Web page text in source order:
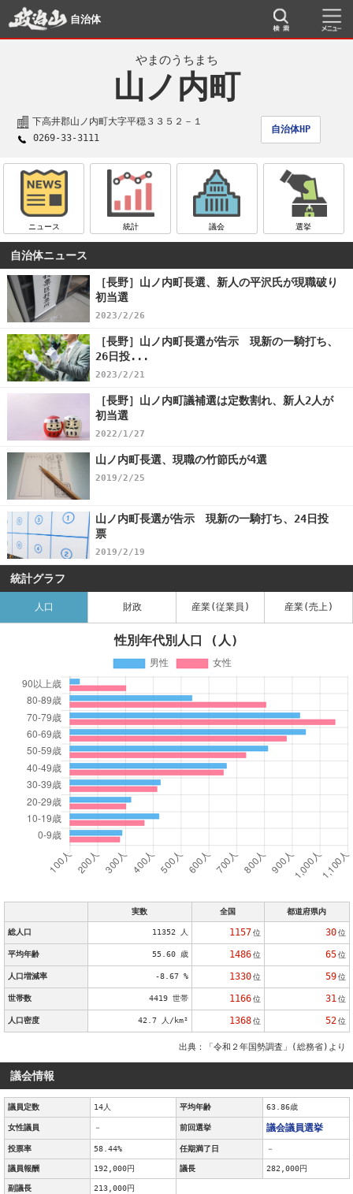
自治体
やまのうちまち
山ノ内町
下高井郡山ノ内町大字平穏３３５２－１
自治体HP
0269-33-3111
ニュース 統計 議会 選挙
自治体ニュース
［長野］山ノ内町長選、新人の平沢氏が現職破り
初当選
2023/2/26
［長野］山ノ内町長選が告示 現新の一騎打ち、
26日投...
2023/2/21
［長野］山ノ内町議補選は定数割れ、新人2人が
初当選
2022/1/27
山ノ内町長選、現職の竹節氏が4選
2019/2/25
山ノ内町長選が告示 現新の一騎打ち、24日投
票
2019/2/19
統計グラフ
人口 財政 産業(従業員) 産業(売上)
性別年代別人口 (人)
実数 全国 都道府県内
総人口 11352 人 1157 位 30 位
平均年齢 55.60 歳 1486 位 65 位
人口増減率 -8.67 % 1330 位 59 位
世帯数 4419 世帯 1166 位 31 位
人口密度 42.7 人/km² 1368 位 52 位
出典：「令和２年国勢調査」(総務省)より
議会情報
議員定数 14人 平均年齢 63.86歳
女性議員 － 前回選挙 議会議員選挙
投票率 58.44% 任期満了日 －
議員報酬 192,000円 議長 282,000円
副議長 213,000円